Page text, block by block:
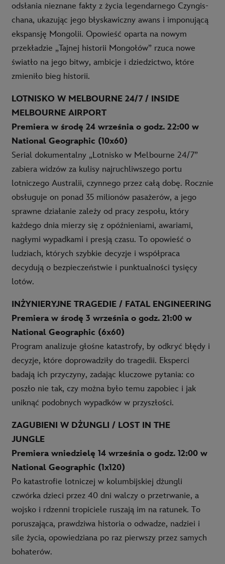
odsłania nieznane fakty z życia legendarnego Czyngis-
chana, ukazując jego błyskawiczny awans i imponującą
ekspansję Mongolii. Opowieść oparta na nowym
przekładzie „Tajnej historii Mongołów” rzuca nowe
światło na jego bitwy, ambicje i dziedzictwo, które
zmieniło bieg historii.
LOTNISKO W MELBOURNE 24/7 / INSIDE
MELBOURNE AIRPORT
Premiera w środę 24 września o godz. 22:00 w
National Geographic (10x60)
Serial dokumentalny „Lotnisko w Melbourne 24/7”
zabiera widzów za kulisy najruchliwszego portu
lotniczego Australii, czynnego przez całą dobę. Rocznie
obsługuje on ponad 35 milionów pasażerów, a jego
sprawne działanie zależy od pracy zespołu, który
każdego dnia mierzy się z opóźnieniami, awariami,
nagłymi wypadkami i presją czasu. To opowieść o
ludziach, których szybkie decyzje i współpraca
decydują o bezpieczeństwie i punktualności tysięcy
lotów.
INŻYNIERYJNE TRAGEDIE / FATAL ENGINEERING
Premiera w środę 3 września o godz. 21:00 w
National Geographic (6x60)
Program analizuje głośne katastrofy, by odkryć błędy i
decyzje, które doprowadziły do tragedii. Eksperci
badają ich przyczyny, zadając kluczowe pytania: co
poszło nie tak, czy można było temu zapobiec i jak
uniknąć podobnych wypadków w przyszłości.
ZAGUBIENI W DŻUNGLI / LOST IN THE
JUNGLE
Premiera wniedzielę 14 września o godz. 12:00 w
National Geographic (1x120)
Po katastrofie lotniczej w kolumbijskiej dżungli
czwórka dzieci przez 40 dni walczy o przetrwanie, a
wojsko i rdzenni tropiciele ruszają im na ratunek. To
poruszająca, prawdziwa historia o odwadze, nadziei i
sile życia, opowiedziana po raz pierwszy przez samych
bohaterów.